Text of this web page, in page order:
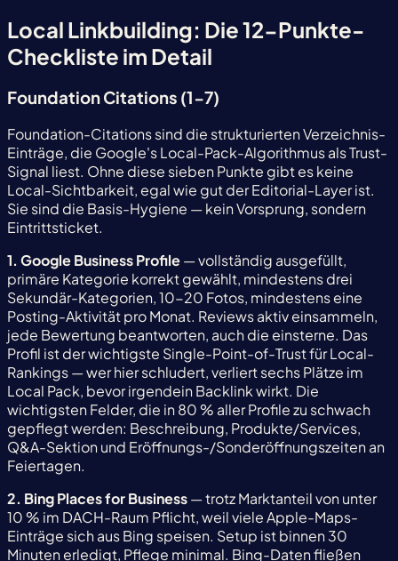
Local Linkbuilding: Die 12-Punkte-
Checkliste im Detail
Foundation Citations (1-7)
Foundation-Citations sind die strukturierten Verzeichnis-
Einträge, die Google's Local-Pack-Algorithmus als Trust-
Signal liest. Ohne diese sieben Punkte gibt es keine
Local-Sichtbarkeit, egal wie gut der Editorial-Layer ist.
Sie sind die Basis-Hygiene — kein Vorsprung, sondern
Eintrittsticket.
1. Google Business Profile— vollständig ausgefüllt,
primäre Kategorie korrekt gewählt, mindestens drei
Sekundär-Kategorien, 10-20 Fotos, mindestens eine
Posting-Aktivität pro Monat. Reviews aktiv einsammeln,
jede Bewertung beantworten, auch die einsterne. Das
Profil ist der wichtigste Single-Point-of-Trust für Local-
Rankings — wer hier schludert, verliert sechs Plätze im
Local Pack, bevor irgendein Backlink wirkt. Die
wichtigsten Felder, die in 80 % aller Profile zu schwach
gepflegt werden: Beschreibung, Produkte/Services,
Q&A-Sektion und Eröffnungs-/Sonderöffnungszeiten an
Feiertagen.
2. Bing Places for Business— trotz Marktanteil von unter
10 % im DACH-Raum Pflicht, weil viele Apple-Maps-
Einträge sich aus Bing speisen. Setup ist binnen 30
Minuten erledigt, Pflege minimal. Bing-Daten fließen